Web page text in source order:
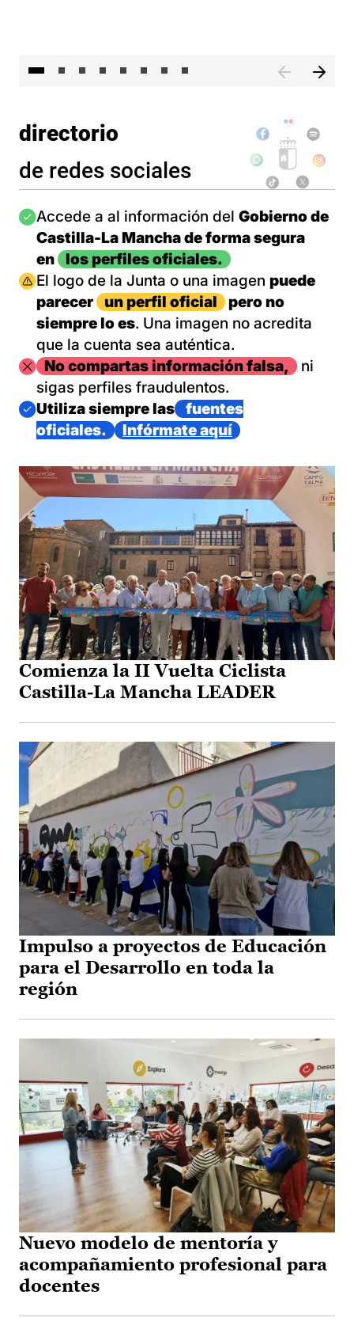
directorio
de redes sociales
Imagen
Accede a al información del Gobierno de
Castilla-La Mancha de forma segura
en
los perfiles oficiales.
Imagen
El logo de la Junta o una imagen puede
parecer
un perfil oficial
pero no
siempre lo es. Una imagen no acredita
que la cuenta sea auténtica.
ImagenNo compartas información falsa,
ni
sigas perfiles fraudulentos.
Imagen
Utiliza siempre las
fuentes
oficiales.
Infórmate aquí
Comienza la II Vuelta Ciclista
Castilla-La Mancha LEADER
Impulso a proyectos de Educación
para el Desarrollo en toda la
región
Nuevo modelo de mentoría y
acompañamiento profesional para
docentes